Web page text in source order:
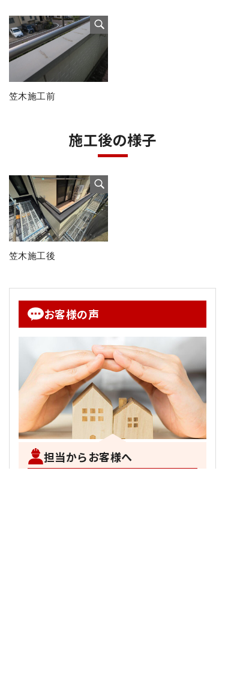
笠木施工前
施工後の様子
笠木施工後
お客様の声
担当からお客様へ